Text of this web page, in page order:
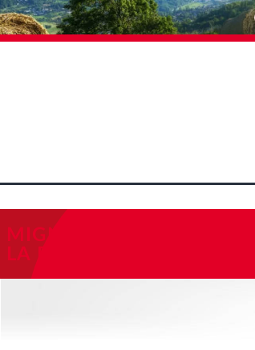
MIGNONNE, ALLONS
LA ROSE…